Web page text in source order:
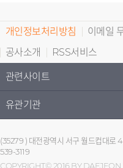
개인정보처리방침 이메일
공사소개
RSS서비스
관련사이트
유관기관
(35279 ) 대전광역시 서구 월드컵대
539-3119
COPYRIGHT© 2016 BY